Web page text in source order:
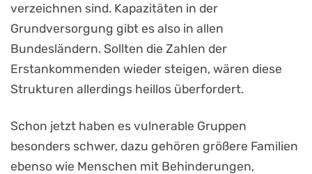
verzeichnen sind. Kapazitäten in der
Grundversorgung gibt es also in allen
Bundesländern. Sollten die Zahlen der
Erstankommenden wieder steigen, wären diese
Strukturen allerdings heillos überfordert.
Schon jetzt haben es vulnerable Gruppen
besonders schwer, dazu gehören größere Familien
ebenso wie Menschen mit Behinderungen,